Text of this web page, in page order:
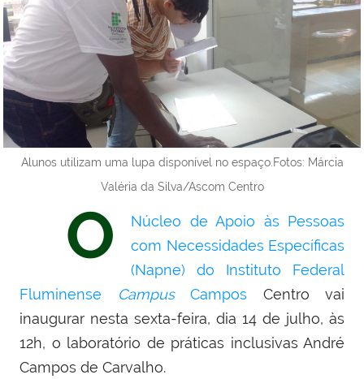
Alunos utilizam uma lupa disponível no espaço.Fotos: Márcia
Valéria da Silva/Ascom Centro
O
Núcleo de Apoio às Pessoas
com Necessidades Específicas
(Napne) do Instituto Federal
Fluminense CampusCampos Centro vai
inaugurar nesta sexta-feira, dia 14 de julho, às
12h, o laboratório de práticas inclusivas André
Campos de Carvalho.